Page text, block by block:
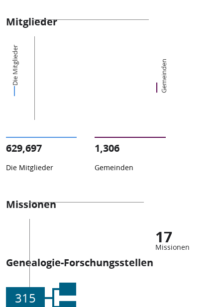
Mitglieder
Die Mitglieder Gemeinden
629,697
Die Mitglieder
1,306
Gemeinden
Missionen
17
Missionen
Genealogie-Forschungsstellen
315